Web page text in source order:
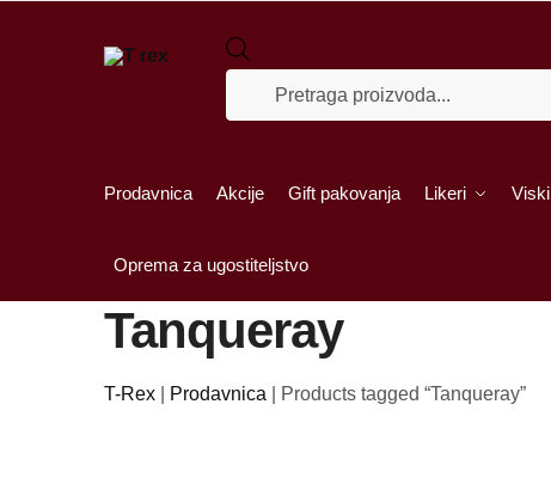
Prodavnica Akcije Gift pakovanja Likeri Viski
Oprema za ugostiteljstvo
Tanqueray
T-Rex Prodavnica Products tagged “Tanqueray”